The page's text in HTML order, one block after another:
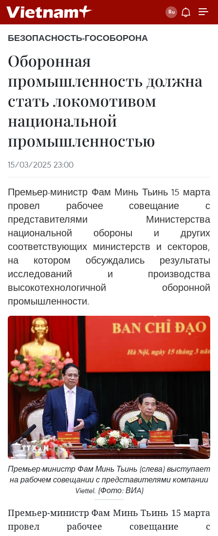
БЕЗОПАСНОСТЬ-ГОСОБОРОНА
Оборонная
промышленность должна
стать локомотивом
национальной
промышленностью
15/03/2025 23:00
Премьер-министр Фам Минь Тьинь 15 марта
провел рабочее совещание с
представителями Министерства
национальной обороны и других
соответствующих министерств и секторов,
на котором обсуждались результаты
исследований и производства
высокотехнологичной оборонной
промышленности.
Премьер-министр Фам Минь Тьинь (слева) выступает
на рабочем совещании с представителями компании
Viettel. (Фото: ВИA)
Премьер-министр Фам Минь Тьинь 15 марта
провел рабочее совещание с